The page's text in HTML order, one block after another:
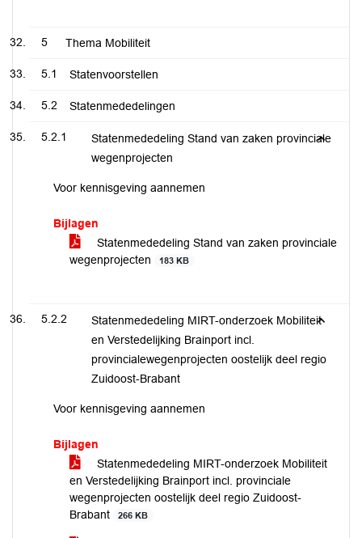
5 Thema Mobiliteit
5.1 Statenvoorstellen
5.2 Statenmededelingen
5.2.1
Statenmededeling Stand van zaken provinciale
wegenprojecten
Voor kennisgeving aannemen
Bijlagen
Statenmededeling Stand van zaken provinciale
wegenprojecten
183 KB
5.2.2
Statenmededeling MIRT-onderzoek Mobiliteit
en Verstedelijking Brainport incl.
provincialewegenprojecten oostelijk deel regio
Zuidoost-Brabant
Voor kennisgeving aannemen
Bijlagen
Statenmededeling MIRT-onderzoek Mobiliteit
en Verstedelijking Brainport incl. provinciale
wegenprojecten oostelijk deel regio Zuidoost-
Brabant
266 KB